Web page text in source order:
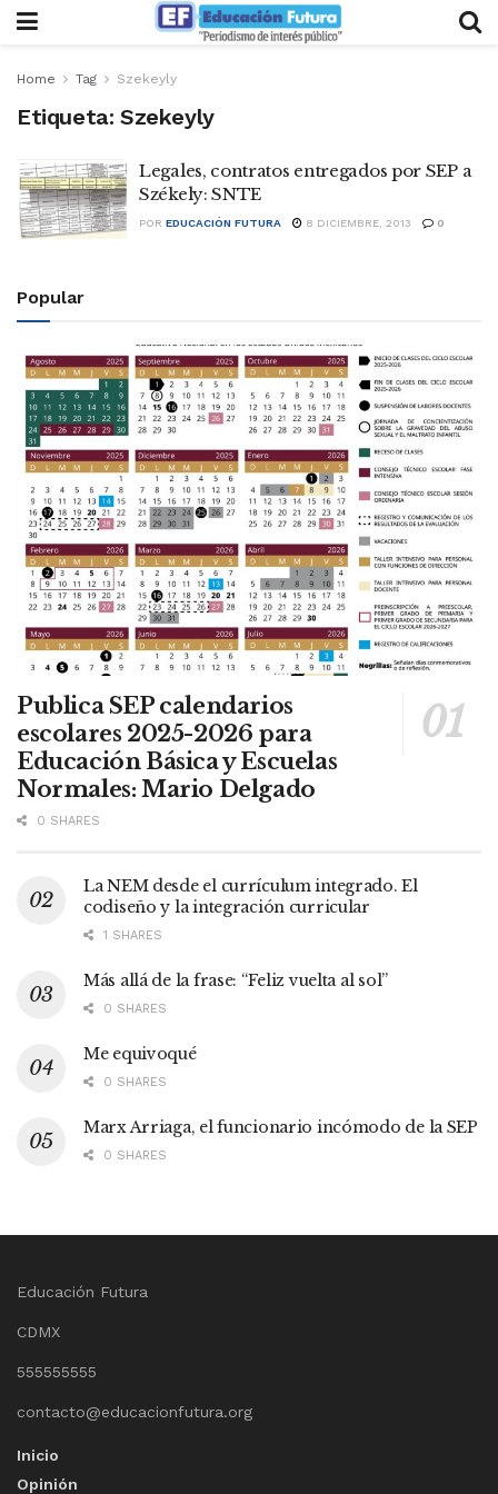
Home Tag Szekeyly
Etiqueta: Szekeyly
Legales, contratos entregados por SEP a
Székely: SNTE
POR EDUCACIÓN FUTURA 8 DICIEMBRE, 2013 0
Popular
Publica SEP calendarios
escolares 2025-2026 para
Educación Básica y Escuelas
Normales: Mario Delgado
0 SHARES
La NEM desde el currículum integrado. El
codiseño y la integración curricular
1 SHARES
Más allá de la frase: “Feliz vuelta al sol”
0 SHARES
Me equivoqué
0 SHARES
Marx Arriaga, el funcionario incómodo de la SEP
0 SHARES
Educación Futura
CDMX
555555555
contacto@educacionfutura.org
Inicio
Opinión